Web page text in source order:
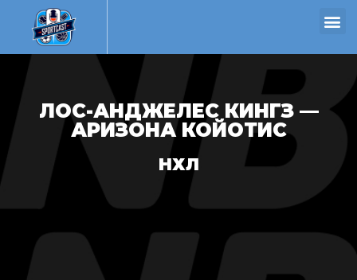
ЛОС-АНДЖЕЛЕС КИНГЗ —
АРИЗОНА КОЙОТИС
НХЛ